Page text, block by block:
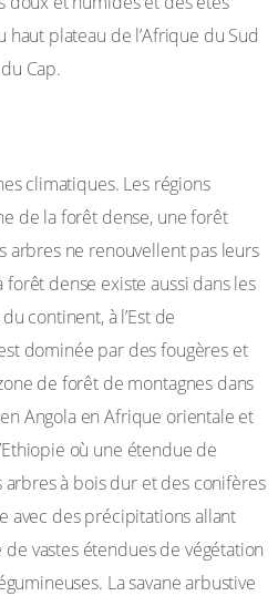
haut plateau de l’Afrique du Sud
Cap.
climatiques. Les régions
de la forêt dense, une forêt
arbres ne renouvellent pas leurs
dense existe aussi dans les
continent, à l’Est de
dominée par des fougères et
de forêt de montagnes dans
Angola en Afrique orientale et
où une étendue de
à bois dur et des conifères
avec des précipitations allant
de vastes étendues de végétation
La savane arbustive